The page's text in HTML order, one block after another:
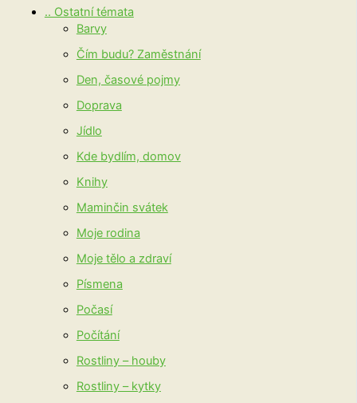
.. Ostatní témata
Barvy
Čím budu? Zaměstnání
Den, časové pojmy
Doprava
Jídlo
Kde bydlím, domov
Knihy
Maminčin svátek
Moje rodina
Moje tělo a zdraví
Písmena
Počasí
Počítání
Rostliny – houby
Rostliny – kytky